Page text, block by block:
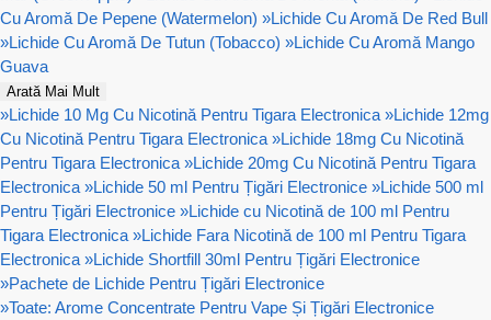
Cu Aromă De Pepene (Watermelon) »Lichide Cu Aromă De Red Bull
»Lichide Cu Aromă De Tutun (Tobacco) »Lichide Cu Aromă Mango
Guava
Arată Mai Mult
»Lichide 10 Mg Cu Nicotină Pentru Tigara Electronica »Lichide 12mg
Cu Nicotină Pentru Tigara Electronica »Lichide 18mg Cu Nicotină
Pentru Tigara Electronica »Lichide 20mg Cu Nicotină Pentru Tigara
Electronica »Lichide 50 ml Pentru Țigări Electronice »Lichide 500 ml
Pentru Țigări Electronice »Lichide cu Nicotină de 100 ml Pentru
Tigara Electronica »Lichide Fara Nicotină de 100 ml Pentru Tigara
Electronica »Lichide Shortfill 30ml Pentru Țigări Electronice
»Pachete de Lichide Pentru Țigări Electronice
»Toate: Arome Concentrate Pentru Vape Și Țigări Electronice